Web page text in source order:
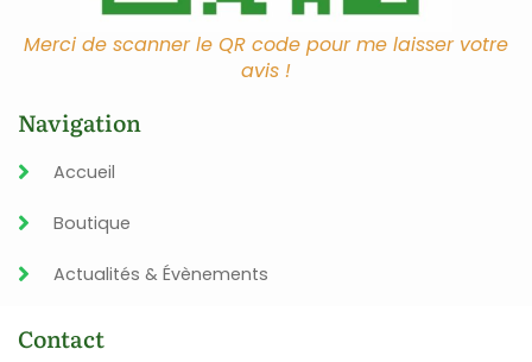
Merci de scanner le QR code pour me laisser votre
avis !
Navigation
Accueil
Boutique
Actualités & Évènements
Contact